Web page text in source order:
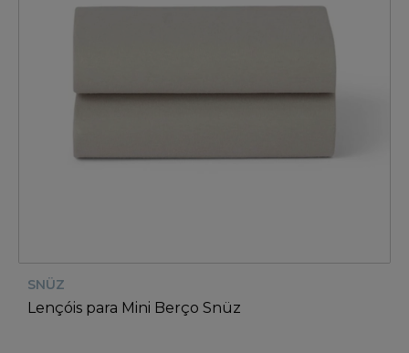
SNÜZ
Lençóis para Mini Berço Snüz